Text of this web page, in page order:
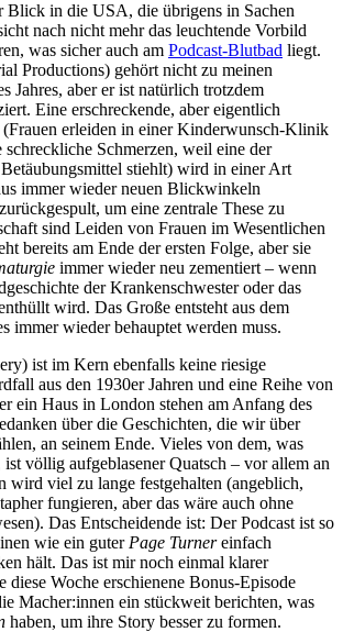
Blick in die USA, die übrigens in Sachen
nach nicht mehr das leuchtende Vorbild
was sicher auch am Podcast-Blutbad liegt.
Productions) gehört nicht zu meinen
Jahres, aber er ist natürlich trotzdem
Eine erschreckende, aber eigentlich
(Frauen erleiden in einer Kinderwunsch-Klinik
Schmerzen, weil eine der
stiehlt) wird in einer Art
immer wieder neuen Blickwinkeln
um eine zentrale These zu
sind Leiden von Frauen im Wesentlichen
bereits am Ende der ersten Folge, aber sie
immer wieder neu zementiert – wenn
der Krankenschwester oder das
wird. Das Große entsteht aus dem
immer wieder behauptet werden muss.
ist im Kern ebenfalls keine riesige
aus den 1930er Jahren und eine Reihe von
ein Haus in London stehen am Anfang des
über die Geschichten, die wir über
an seinem Ende. Vieles von dem, was
ist völlig aufgeblasener Quatsch – vor allem an
wird viel zu lange festgehalten (angeblich,
fungieren, aber das wäre auch ohne
Das Entscheidende ist: Der Podcast ist so
wie ein guter Page Turnereinfach
hält. Das ist mir noch einmal klarer
diese Woche erschienene Bonus-Episode
Macher:innen ein stückweit berichten, was
haben, um ihre Story besser zu formen.